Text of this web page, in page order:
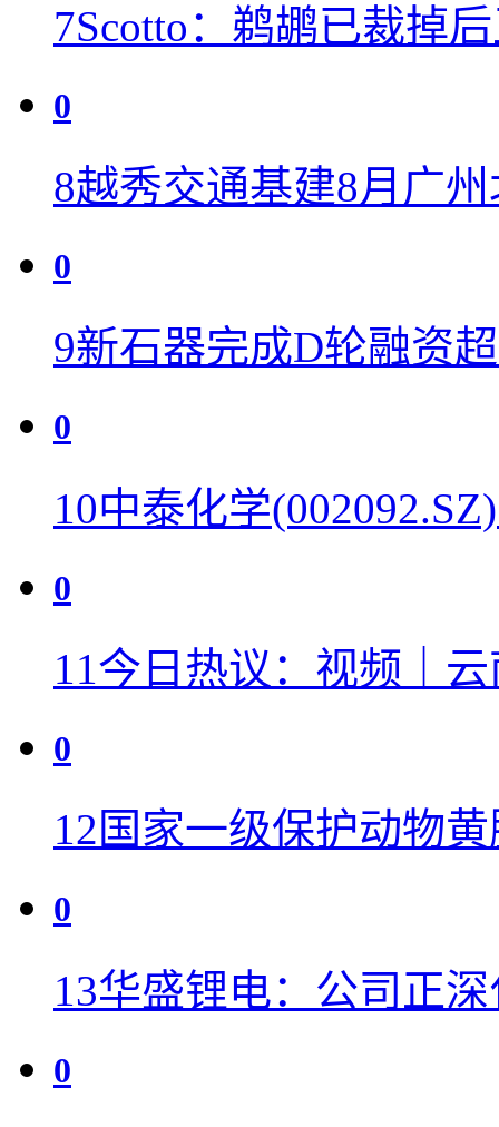
7Scotto：鹈鹕已裁掉
0
8越秀交通基建8月广
0
9新石器完成D轮融资
0
10中泰化学
0
11今日热议：视频｜
0
12国家一级保护动物
0
13华盛锂电：公司正
0